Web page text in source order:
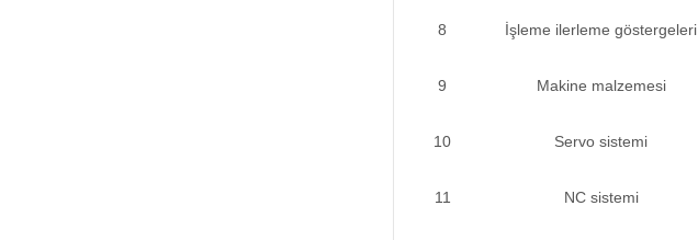
8 İşleme ilerleme göstergeleri
9 Makine malzemesi
10 Servo sistemi
11 NC sistemi